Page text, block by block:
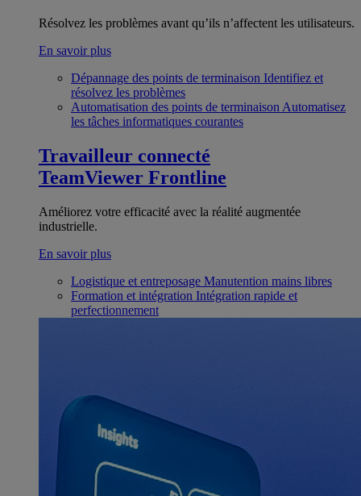
Résolvez les problèmes avant qu’ils n’affectent les utilisateurs.
En savoir plus
Dépannage des points de terminaison Identifiez et
résolvez les problèmes
Automatisation des points de terminaison Automatisez
les tâches informatiques courantes
Travailleur connecté
TeamViewer Frontline
Améliorez votre efficacité avec la réalité augmentée
industrielle.
En savoir plus
Logistique et entreposage Manutention mains libres
Formation et intégration Intégration rapide et
perfectionnement